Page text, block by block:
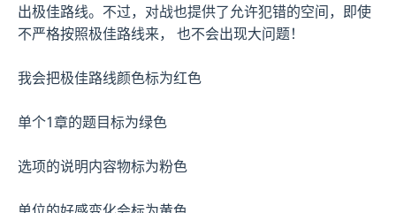
出极佳路线。不过，对战也提供了允许犯错的空间，即使
不严格按照极佳路线来， 也不会出现大问题！
我会把极佳路线颜色标为红色
单个1章的题目标为绿色
选项的说明内容物标为粉色